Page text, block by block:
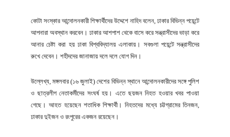
কোটা সংস্কার আন্দোলনকারী শিক্ষার্থীদের উদ্দেশে নাহিদ বলেন, ঢাকার বিভিন্ন পয়েন্টে
আপনারা অবস্থান করবেন। ঢাকার আশপাশ থেকে বাসে করে সন্ত্রাসীদের ভাড়া করে
আনার চেষ্টা করা হয় ঢাকা বিশ্ববিদ্যালয় এলাকায়। সবগুলা পয়েন্টে সন্ত্রাসীদের
রুখে দেবেন। শহীদদের জানাজায় দলে দলে যোগ দিন।
উল্লেখ্য, মঙ্গলবার (১৬ জুলাই) দেশের বিভিন্ন স্থানে আন্দোলনকারীদের সঙ্গে পুলিশ
ও ছাত্রলীগ নেতাকর্মীদের সংঘর্ষ হয়। এতে ছয়জন নিহত হওয়ার খবর পাওয়া
গেছে। আহত হয়েছেন শতাধিক শিক্ষার্থী। নিহতদের মধ্যে চট্টগ্রামের তিনজন,
ঢাকার দুইজন ও রংপুরের একজন রয়েছেন।